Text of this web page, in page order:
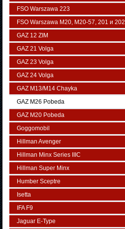
FSO Warszawa 223
FSO Warszawa М20, M20-57, 201 и 202
GAZ 12 ZIM
GAZ 21 Volga
GAZ 23 Volga
GAZ 24 Volga
GAZ M13/M14 Chayka
GAZ M26 Pobeda
GAZ М20 Pobeda
Goggomobil
Hillman Avenger
Hillman Minx Series IIIC
Hillman Super Minx
Humber Sceptre
Isetta
IFA F9
Jaguar E-Type